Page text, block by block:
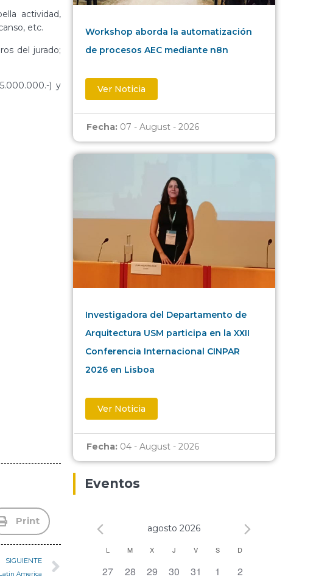
actividad,
etc.
del jurado;
) y
Print
SIGUIENTE
America
Workshop aborda la automatización
de procesos AEC mediante n8n
Ver Noticia
Fecha: 07 - August - 2026
Investigadora del Departamento de
Arquitectura USM participa en la XXII
Conferencia Internacional CINPAR
2026 en Lisboa
Ver Noticia
Fecha: 04 - August - 2026
Eventos
agosto 2026
Calendario
de
L M X J V S D
0 eventos,
27 0 eventos,
28 0 eventos,
29 0 eventos,
30 0 eventos,
31 0 eventos,
1 0 eventos,
2